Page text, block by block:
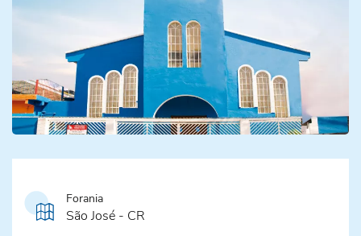
Forania
São José - CR